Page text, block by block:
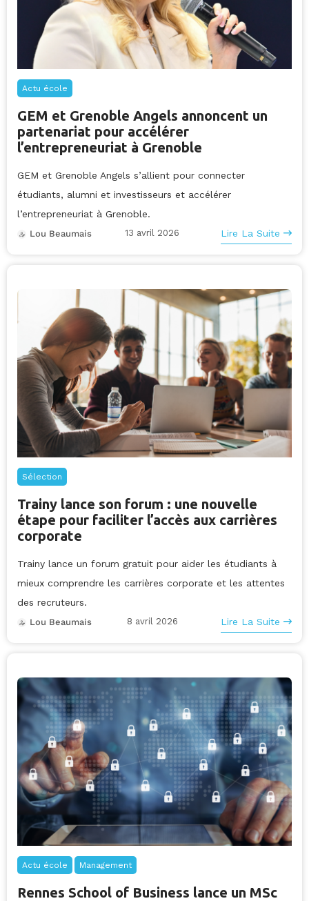
Actu école
GEM et Grenoble Angels annoncent un
partenariat pour accélérer
l’entrepreneuriat à Grenoble
GEM et Grenoble Angels s’allient pour connecter
étudiants, alumni et investisseurs et accélérer
l’entrepreneuriat à Grenoble.
Lou Beaumais 13 avril 2026 Lire La Suite
Sélection
Trainy lance son forum : une nouvelle
étape pour faciliter l’accès aux carrières
corporate
Trainy lance un forum gratuit pour aider les étudiants à
mieux comprendre les carrières corporate et les attentes
des recruteurs.
Lou Beaumais 8 avril 2026 Lire La Suite
Actu école Management
Rennes School of Business lance un MSc